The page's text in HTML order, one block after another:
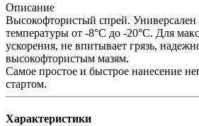
Описание
Высокофтористый спрей. Универсален
температуры от -8°C до -20°C. Для
ускорения, не впитывает грязь,
высокофтористым мазям.
Самое простое и быстрое нанесение
стартом.
Характеристики